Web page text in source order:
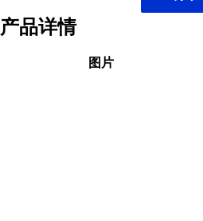
产品详情
图片